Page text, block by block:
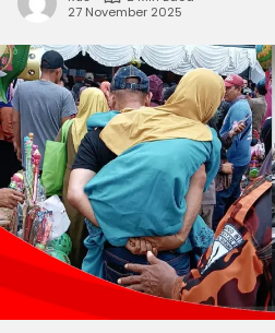
27 November 2025